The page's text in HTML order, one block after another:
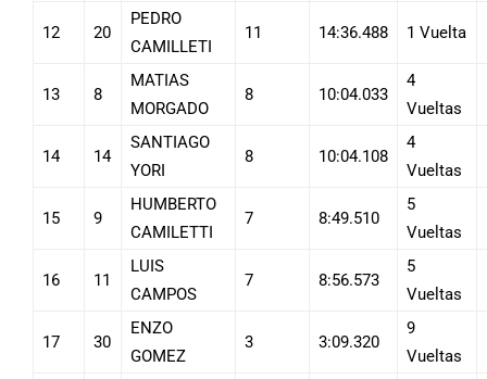
12 20
PEDRO
CAMILLETI
11 14:36.488 1 Vuelta
13 8
MATIAS
MORGADO
8 10:04.033
4
Vueltas
14 14
SANTIAGO
YORI
8 10:04.108
4
Vueltas
15 9
HUMBERTO
CAMILETTI
7 8:49.510
5
Vueltas
16 11
LUIS
CAMPOS
7 8:56.573
5
Vueltas
17 30
ENZO
GOMEZ
3 3:09.320
9
Vueltas